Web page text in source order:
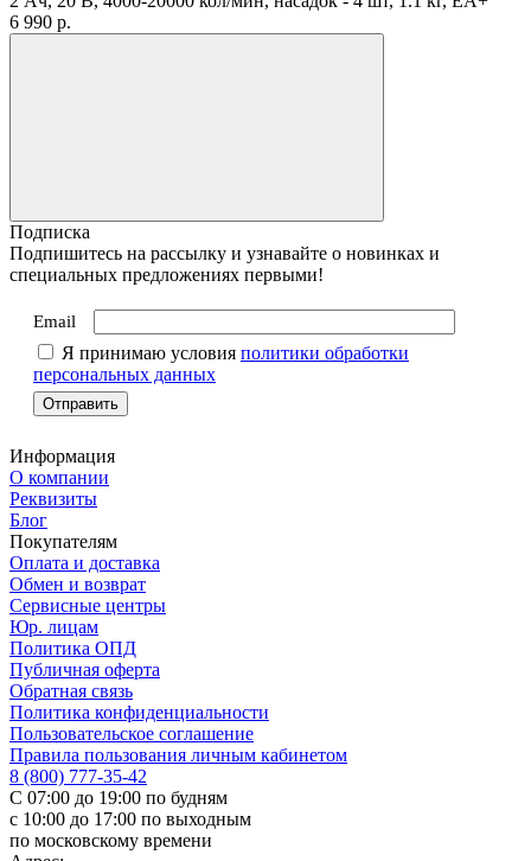
6 990 p.
Подписка
Подпишитесь на рассылку и узнавайте о новинках и
специальных предложениях первыми!
Email
Я принимаю условия политики обработки
персональных данных
Информация
О компании
Реквизиты
Блог
Покупателям
Оплата и доставка
Обмен и возврат
Сервисные центры
Юр. лицам
Политика ОПД
Публичная оферта
Обратная связь
Политика конфиденциальности
Пользовательское соглашение
Правила пользования личным кабинетом
8 (800) 777-35-42
С 07:00 до 19:00 по будням
с 10:00 до 17:00 по выходным
по московскому времени